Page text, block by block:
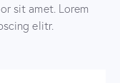
sit amet. Lorem
elitr.